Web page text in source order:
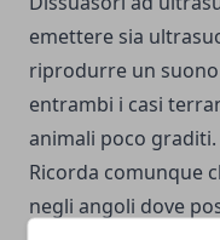
emettere sia
riprodurre un
entrambi i casi
animali poco graditi.
Ricorda comunque
negli angoli dove